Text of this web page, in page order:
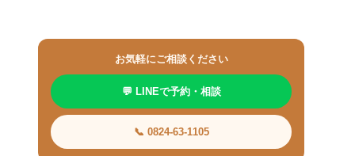
お気軽にご相談ください
💬 LINEで予約・相談
📞 0824-63-1105